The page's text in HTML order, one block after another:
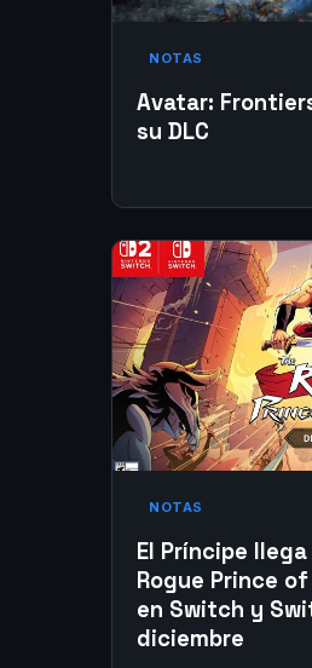
NOTAS
Avatar:
su DLC
NOTAS
El Príncipe
Rogue Prince
en Switch y
diciembre